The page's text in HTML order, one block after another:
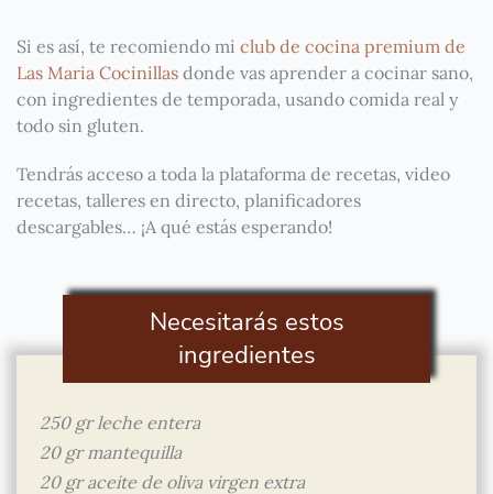
Si es así, te recomiendo mi club de cocina premium de
Las Maria Cocinillas donde vas aprender a cocinar sano,
con ingredientes de temporada, usando comida real y
todo sin gluten.
Tendrás acceso a toda la plataforma de recetas, video
recetas, talleres en directo, planificadores
descargables… ¡A qué estás esperando!
Necesitarás estos
ingredientes
250 gr leche entera
20 gr mantequilla
20 gr aceite de oliva virgen extra